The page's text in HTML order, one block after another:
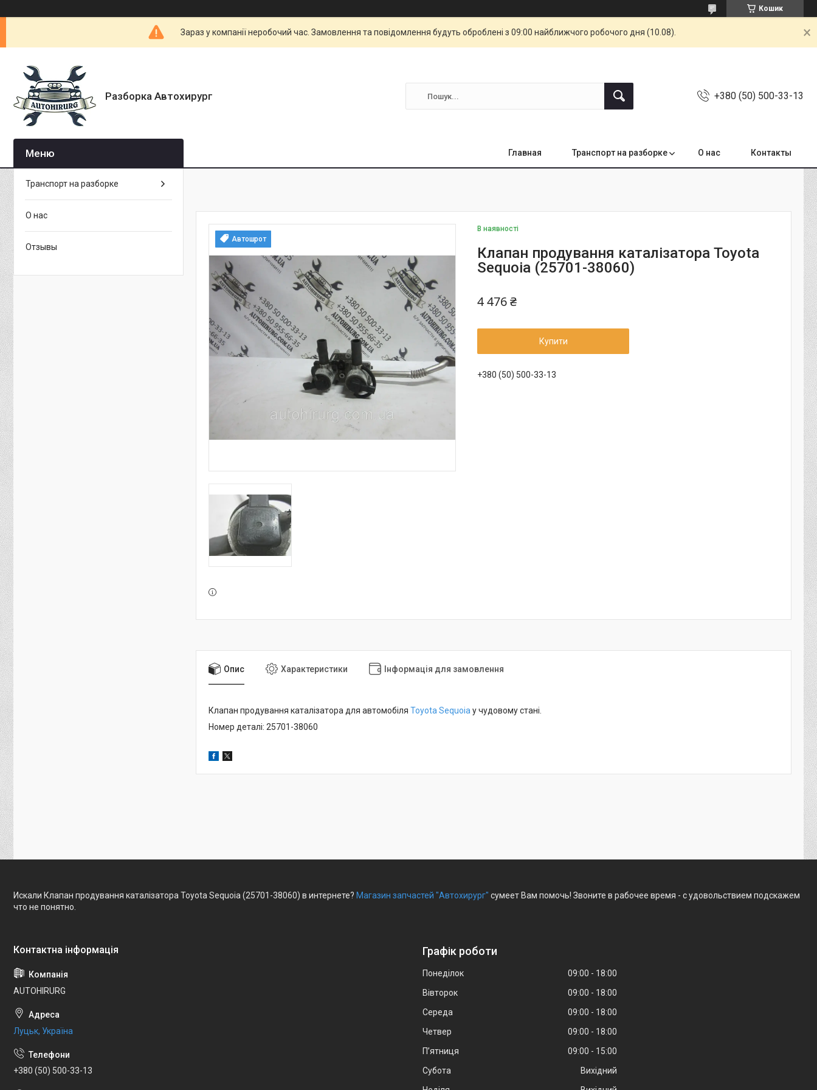
Кошик
Зараз у компанії неробочий час. Замовлення та повідомлення будуть оброблені з 09:00 найближчого робочого дня (10.08).
Разборка Автохирург +380 (50) 500-33-13
Главная Транспорт на разборке О нас Контакты
Автошрот
В наявності
Клапан продування каталізатора Toyota
Sequoia (25701-38060)
4 476 ₴
Купити
+380 (50) 500-33-13
Опис Характеристики Інформація для замовлення
Клапан продування каталізатора для автомобіля Toyota Sequoia у чудовому стані.
Номер деталі: 25701-38060
Транспорт на разборке
О нас
Отзывы
Искали Клапан продування каталізатора Toyota Sequoia (25701-38060) в интернете? Магазин запчастей "Автохирург" сумеет Вам помочь! Звоните в рабочее время - с удовольствием подскажем
что не понятно.
AUTOHIRURG
Луцьк, Україна
+380 (50) 500-33-13
Графік роботи
Понеділок 09:00
18:00
Вівторок
09:00
18:00
Середа
09:00
18:00
Четвер
09:00
18:00
Пʼятниця
09:00
15:00
Субота
Вихідний